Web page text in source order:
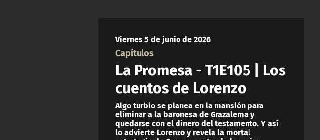
Viernes 5 de junio de 2026
Capítulos
La Promesa - T1E105 | Los
cuentos de Lorenzo
Algo turbio se planea en la mansión para
eliminar a la baronesa de Grazalema y
quedarse con el dinero del testamento. Y así
lo advierte Lorenzo y revela la mortal